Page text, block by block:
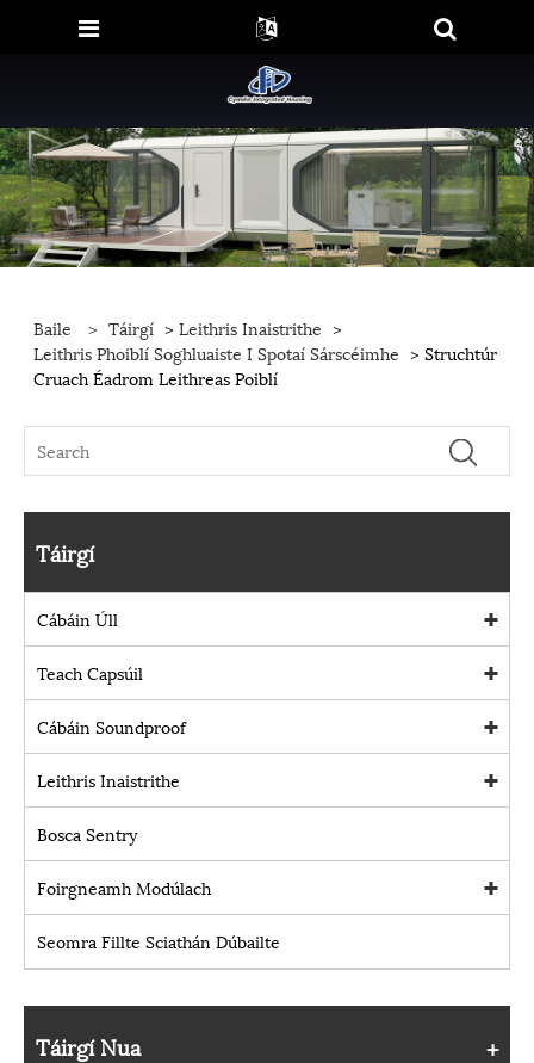
Baile > Táirgí >Leithris Inaistrithe >
Leithris Phoiblí Soghluaiste I Spotaí Sárscéimhe > Struchtúr
Cruach Éadrom Leithreas Poiblí
Táirgí
Cábáin Úll
Teach Capsúil
Cábáin Soundproof
Leithris Inaistrithe
Bosca Sentry
Foirgneamh Modúlach
Seomra Fillte Sciathán Dúbailte
Táirgí Nua